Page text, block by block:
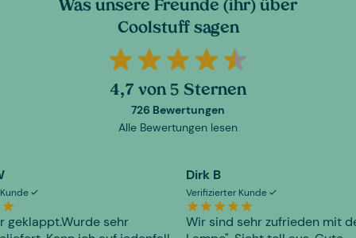
Was unsere Freunde (ihr) über
Coolstuff sagen
4,7 von 5 Sternen
726 Bewertungen
Alle Bewertungen lesen
geklappt.Wurde sehr
Dirk B
Verifizierter Kunde
Wir sind sehr zufrieden mit